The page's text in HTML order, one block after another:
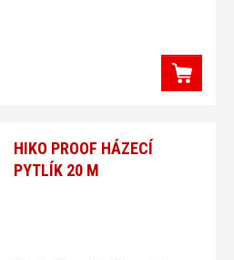
HIKO PROOF HÁZECÍ
PYTLÍK 20 M